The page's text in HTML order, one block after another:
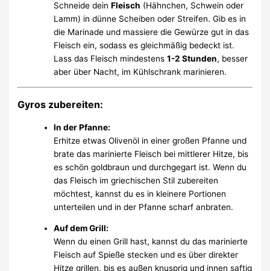
Schneide deinFleisch (Hähnchen, Schwein oder
Lamm) in dünne Scheiben oder Streifen. Gib es in
die Marinade und massiere die Gewürze gut in das
Fleisch ein, sodass es gleichmäßig bedeckt ist.
Lass das Fleisch mindestens1-2 Stunden, besser
aber über Nacht, im Kühlschrank marinieren.
Gyros zubereiten:
In der Pfanne:
Erhitze etwas Olivenöl in einer großen Pfanne und
brate das marinierte Fleisch bei mittlerer Hitze, bis
es schön goldbraun und durchgegart ist. Wenn du
das Fleisch im griechischen Stil zubereiten
möchtest, kannst du es in kleinere Portionen
unterteilen und in der Pfanne scharf anbraten.
Auf dem Grill:
Wenn du einen Grill hast, kannst du das marinierte
Fleisch auf Spieße stecken und es über direkter
Hitze grillen, bis es außen knusprig und innen saftig